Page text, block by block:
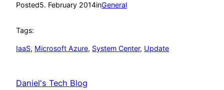
Posted5. February 2014inGeneral
Tags:
IaaS, Microsoft Azure, System Center, Update
Daniel's Tech Blog